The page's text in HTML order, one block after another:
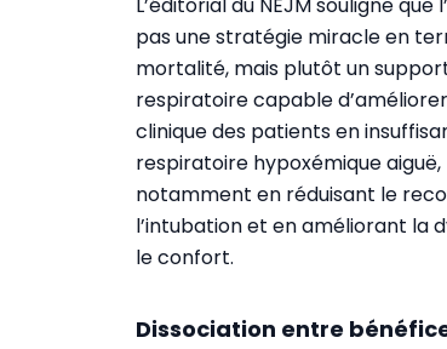
pas une stratégie miracle en
mortalité, mais plutôt un
respiratoire capable
clinique des patients en
respiratoire hypoxémique aiguë,
notamment en réduisant le
l’intubation et en améliorant la
le confort.
Dissociation entre